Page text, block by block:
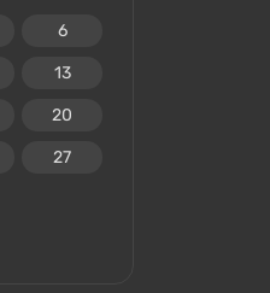
6
13
20
27